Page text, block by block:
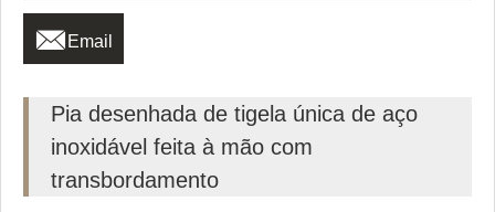
 Email
Pia desenhada de tigela única de aço
inoxidável feita à mão com
transbordamento